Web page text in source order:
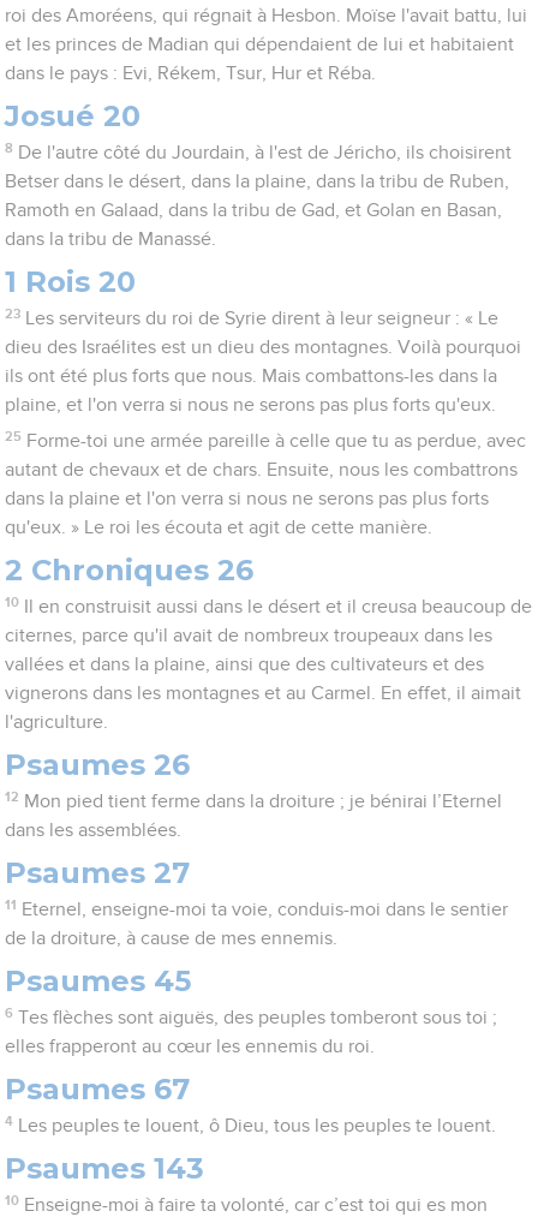
roi des Amoréens, qui régnait à Hesbon. Moïse l'avait battu, lui
et les princes de Madian qui dépendaient de lui et habitaient
dans le pays : Evi, Rékem, Tsur, Hur et Réba.
Josué 20
8 De l'autre côté du Jourdain, à l'est de Jéricho, ils choisirent
Betser dans le désert, dans la plaine, dans la tribu de Ruben,
Ramoth en Galaad, dans la tribu de Gad, et Golan en Basan,
dans la tribu de Manassé.
1 Rois 20
23
Les serviteurs du roi de Syrie dirent à leur seigneur : « Le
dieu des Israélites est un dieu des montagnes. Voilà pourquoi
ils ont été plus forts que nous. Mais combattons-les dans la
plaine, et l'on verra si nous ne serons pas plus forts qu'eux.
25 Forme-toi une armée pareille à celle que tu as perdue, avec
autant de chevaux et de chars. Ensuite, nous les combattrons
dans la plaine et l'on verra si nous ne serons pas plus forts
qu'eux. » Le roi les écouta et agit de cette manière.
2 Chroniques 26
10
Il en construisit aussi dans le désert et il creusa beaucoup de
citernes, parce qu'il avait de nombreux troupeaux dans les
vallées et dans la plaine, ainsi que des cultivateurs et des
vignerons dans les montagnes et au Carmel. En effet, il aimait
l'agriculture.
Psaumes 26
12 Mon pied tient ferme dans la droiture ; je bénirai l’Eternel
dans les assemblées.
Psaumes 27
11 Eternel, enseigne-moi ta voie, conduis-moi dans le sentier
de la droiture, à cause de mes ennemis.
Psaumes 45
6 Tes flèches sont aiguës, des peuples tomberont sous toi ;
elles frapperont au cœur les ennemis du roi.
Psaumes 67
4 Les peuples te louent, ô Dieu, tous les peuples te louent.
Psaumes 143
10 Enseigne-moi à faire ta volonté, car c’est toi qui es mon